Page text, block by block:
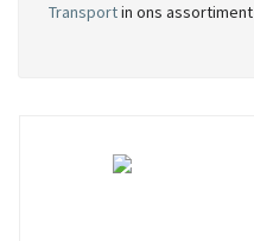
Transportin ons assortiment